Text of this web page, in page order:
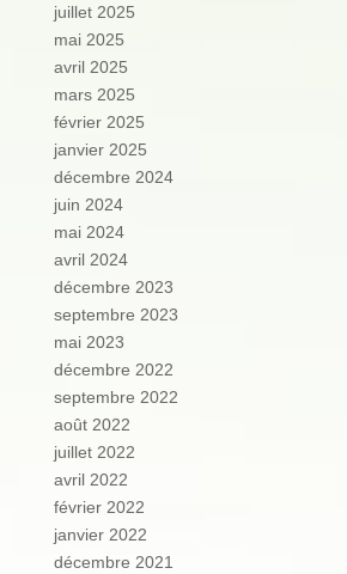
juillet 2025
mai 2025
avril 2025
mars 2025
février 2025
janvier 2025
décembre 2024
juin 2024
mai 2024
avril 2024
décembre 2023
septembre 2023
mai 2023
décembre 2022
septembre 2022
août 2022
juillet 2022
avril 2022
février 2022
janvier 2022
décembre 2021